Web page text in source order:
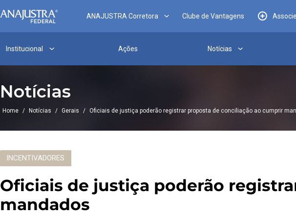
ANAJUSTRA Corretora Clube de Vantagens
Institucional Ações Notícias
Notícias
Home / Notícias / Gerais / Oficiais de justiça poderão registrar proposta de conciliação ao cumprir
INCENTIVADORES
Oficiais de justiça poderão
mandados